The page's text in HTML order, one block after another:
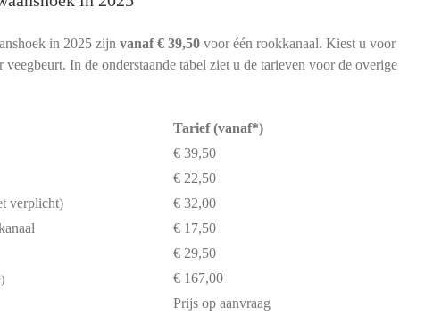
in 2025 zijn vanaf € 39,50voor één rookkanaal. Kiest u voor
veegbeurt. In de onderstaande tabel ziet u de tarieven voor de overige
Tarief (vanaf*)
€ 39,50
€ 22,50
verplicht)
€ 32,00
€ 17,50
€ 29,50
€ 167,00
Prijs op aanvraag